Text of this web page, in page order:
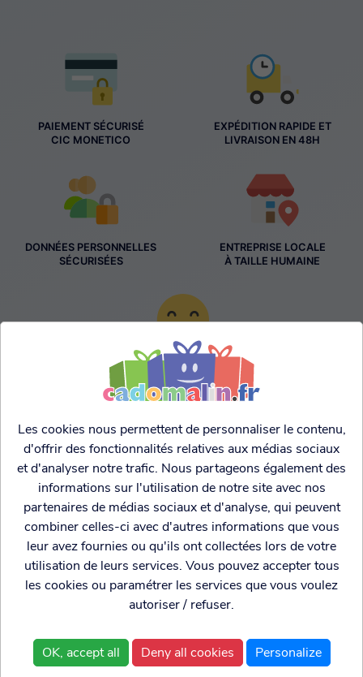
PAIEMENT SÉCURISÉ
CIC MONETICO
EXPÉDITION RAPIDE ET
LIVRAISON EN 48H
DONNÉES PERSONNELLES
SÉCURISÉES
ENTREPRISE LOCALE
À TAILLE HUMAINE
TARIFS AGRESSIFS &
FRANCO LEGER
boutique
spécialisée dans
Conditions générales de
Les cookies nous permettent de personnaliser le contenu,
d'offrir des fonctionnalités relatives aux médias sociaux
et d'analyser notre trafic. Nous partageons également des
informations sur l'utilisation de notre site avec nos
partenaires de médias sociaux et d'analyse, qui peuvent
combiner celles-ci avec d'autres informations que vous
leur avez fournies ou qu'ils ont collectées lors de votre
utilisation de leurs services. Vous pouvez accepter tous
les cookies ou paramétrer les services que vous voulez
autoriser / refuser.
OK, accept all Deny all cookies Personalize